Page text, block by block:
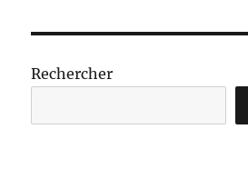
de
parole
Rechercher